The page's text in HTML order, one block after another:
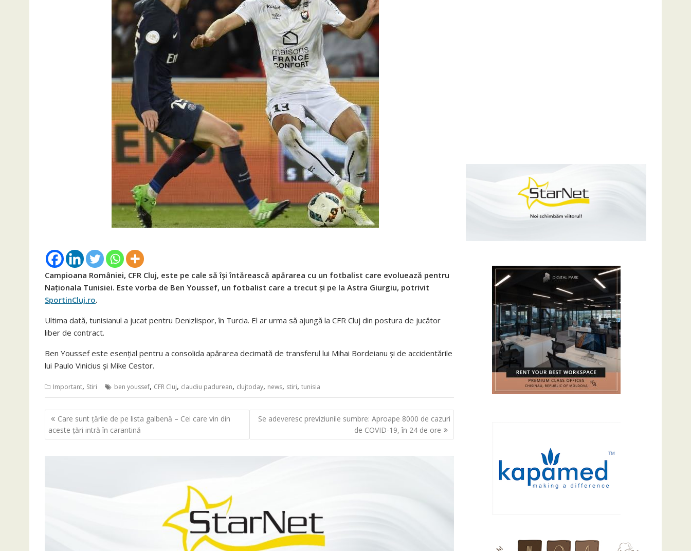
Campioana României, CFR Cluj, este pe cale să își întărească apărarea cu un fotbalist care evoluează pentru
Naționala Tunisiei. Este vorba de Ben Youssef, un fotbalist care a trecut și pe la Astra Giurgiu, potrivit
SportinCluj.ro.
Ultima dată, tunisianul a jucat pentru Denizlispor, în Turcia. El ar urma să ajungă la CFR Cluj din postura de jucător
liber de contract.
Ben Youssef este esențial pentru a consolida apărarea decimată de transferul lui Mihai Bordeianu și de accidentările
lui Paulo Vinicius și Mike Cestor.
Important, Stiri ben youssef, CFR Cluj, claudiu padurean, clujtoday, news, stiri, tunisia
Navigare
în
articole
Care sunt țările de pe lista galbenă – Cei care vin din
aceste țări intră în carantină
Se adeveresc previziunile sumbre: Aproape 8000 de cazuri
de COVID-19, în 24 de ore